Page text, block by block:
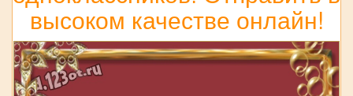
высоком качестве онлайн!